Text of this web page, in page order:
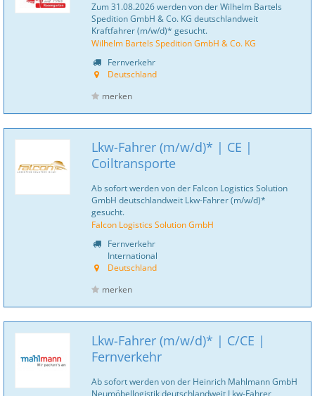
Zum 31.08.2026 werden von der Wilhelm Bartels
Spedition GmbH & Co. KG deutschlandweit
Kraftfahrer (m/w/d)* gesucht.
Wilhelm Bartels Spedition GmbH & Co. KG
Fernverkehr
Deutschland
merken
Lkw-Fahrer (m/w/d)* | CE |
Coiltransporte
Ab sofort werden von der Falcon Logistics Solution
GmbH deutschlandweit Lkw-Fahrer (m/w/d)*
gesucht.
Falcon Logistics Solution GmbH
Fernverkehr
International
Deutschland
merken
Lkw-Fahrer (m/w/d)* | C/CE |
Fernverkehr
Ab sofort werden von der Heinrich Mahlmann GmbH
Neumöbellogistik deutschlandweit Lkw-Fahrer